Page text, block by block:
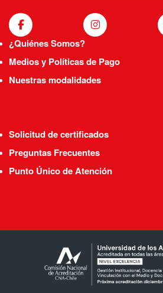
¿Quiénes Somos?
Medios y Políticas de Pago
Nuestras modalidades
Solicitud de certificados
Preguntas Frecuentes
Punto Único de Atención